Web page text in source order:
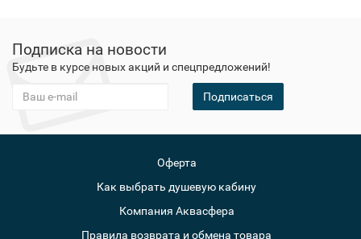
Подписка на новости
Будьте в курсе новых акций и спецпредложений!
Подписаться
Оферта
Как выбрать душевую кабину
Компания Аквасфера
Правила возврата и обмена товара